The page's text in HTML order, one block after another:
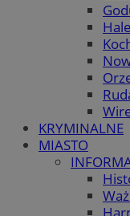
KRYMINALNE
MIASTO